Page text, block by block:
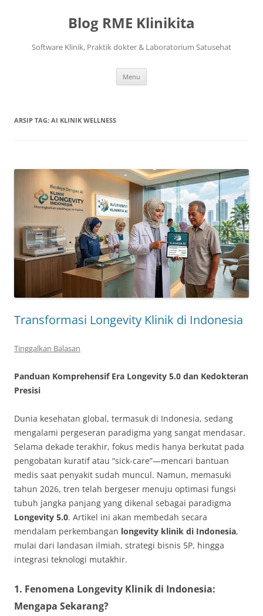
Blog RME Klinikita
Software Klinik, Praktik dokter & Laboratorium Satusehat
Menu
ARSIP TAG: AI KLINIK WELLNESS
Transformasi Longevity Klinik di Indonesia
Tinggalkan Balasan
Panduan Komprehensif Era Longevity 5.0 dan Kedokteran
Presisi
Dunia kesehatan global, termasuk di Indonesia, sedang
mengalami pergeseran paradigma yang sangat mendasar.
Selama dekade terakhir, fokus medis hanya berkutat pada
pengobatan kuratif atau “sick-care”—mencari bantuan
medis saat penyakit sudah muncul. Namun, memasuki
tahun 2026, tren telah bergeser menuju optimasi fungsi
tubuh jangka panjang yang dikenal sebagai paradigma
Longevity 5.0. Artikel ini akan membedah secara
mendalam perkembangan longevity klinik di Indonesia,
mulai dari landasan ilmiah, strategi bisnis 5P, hingga
integrasi teknologi mutakhir.
1. Fenomena Longevity Klinik di Indonesia:
Mengapa Sekarang?